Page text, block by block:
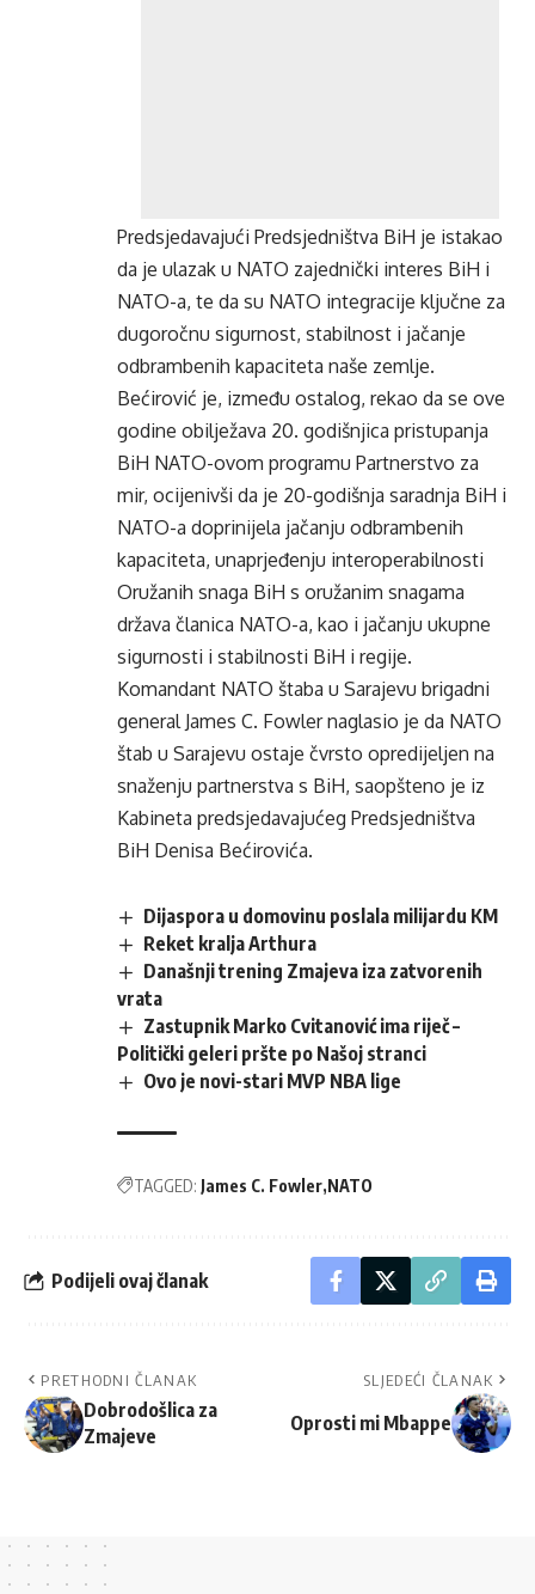
Predsjedavajući Predsjedništva BiH je istakao
da je ulazak u NATO zajednički interes BiH i
NATO-a, te da su NATO integracije ključne za
dugoročnu sigurnost, stabilnost i jačanje
odbrambenih kapaciteta naše zemlje.
Bećirović je, između ostalog, rekao da se ove
godine obilježava 20. godišnjica pristupanja
BiH NATO-ovom programu Partnerstvo za
mir, ocijenivši da je 20-godišnja saradnja BiH i
NATO-a doprinijela jačanju odbrambenih
kapaciteta, unaprjeđenju interoperabilnosti
Oružanih snaga BiH s oružanim snagama
država članica NATO-a, kao i jačanju ukupne
sigurnosti i stabilnosti BiH i regije.
Komandant NATO štaba u Sarajevu brigadni
general James C. Fowler naglasio je da NATO
štab u Sarajevu ostaje čvrsto opredijeljen na
snaženju partnerstva s BiH, saopšteno je iz
Kabineta predsjedavajućeg Predsjedništva
BiH Denisa Bećirovića.
Dijaspora u domovinu poslala milijardu KM
Reket kralja Arthura
Današnji trening Zmajeva iza zatvorenih
vrata
Zastupnik Marko Cvitanović ima riječ –
Politički geleri pršte po Našoj stranci
Ovo je novi-stari MVP NBA lige
TAGGED: James C. Fowler NATO
Podijeli ovaj članak
PRETHODNI ČLANAK
Dobrodošlica za
Zmajeve
SLJEDEĆI ČLANAK
Oprosti mi Mbappe